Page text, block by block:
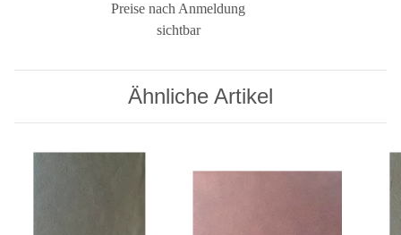
Preise nach Anmeldung
sichtbar
Ähnliche Artikel